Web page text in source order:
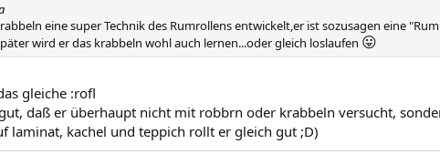
eine super Technik des Rumrollens entwickelt,er ist sozusagen eine
wird er das krabbeln wohl auch lernen...oder gleich loslaufen 😛
gleiche :rofl
daß er überhaupt nicht mit robbrn oder krabbeln versucht,
laminat, kachel und teppich rollt er gleich gut ;D)